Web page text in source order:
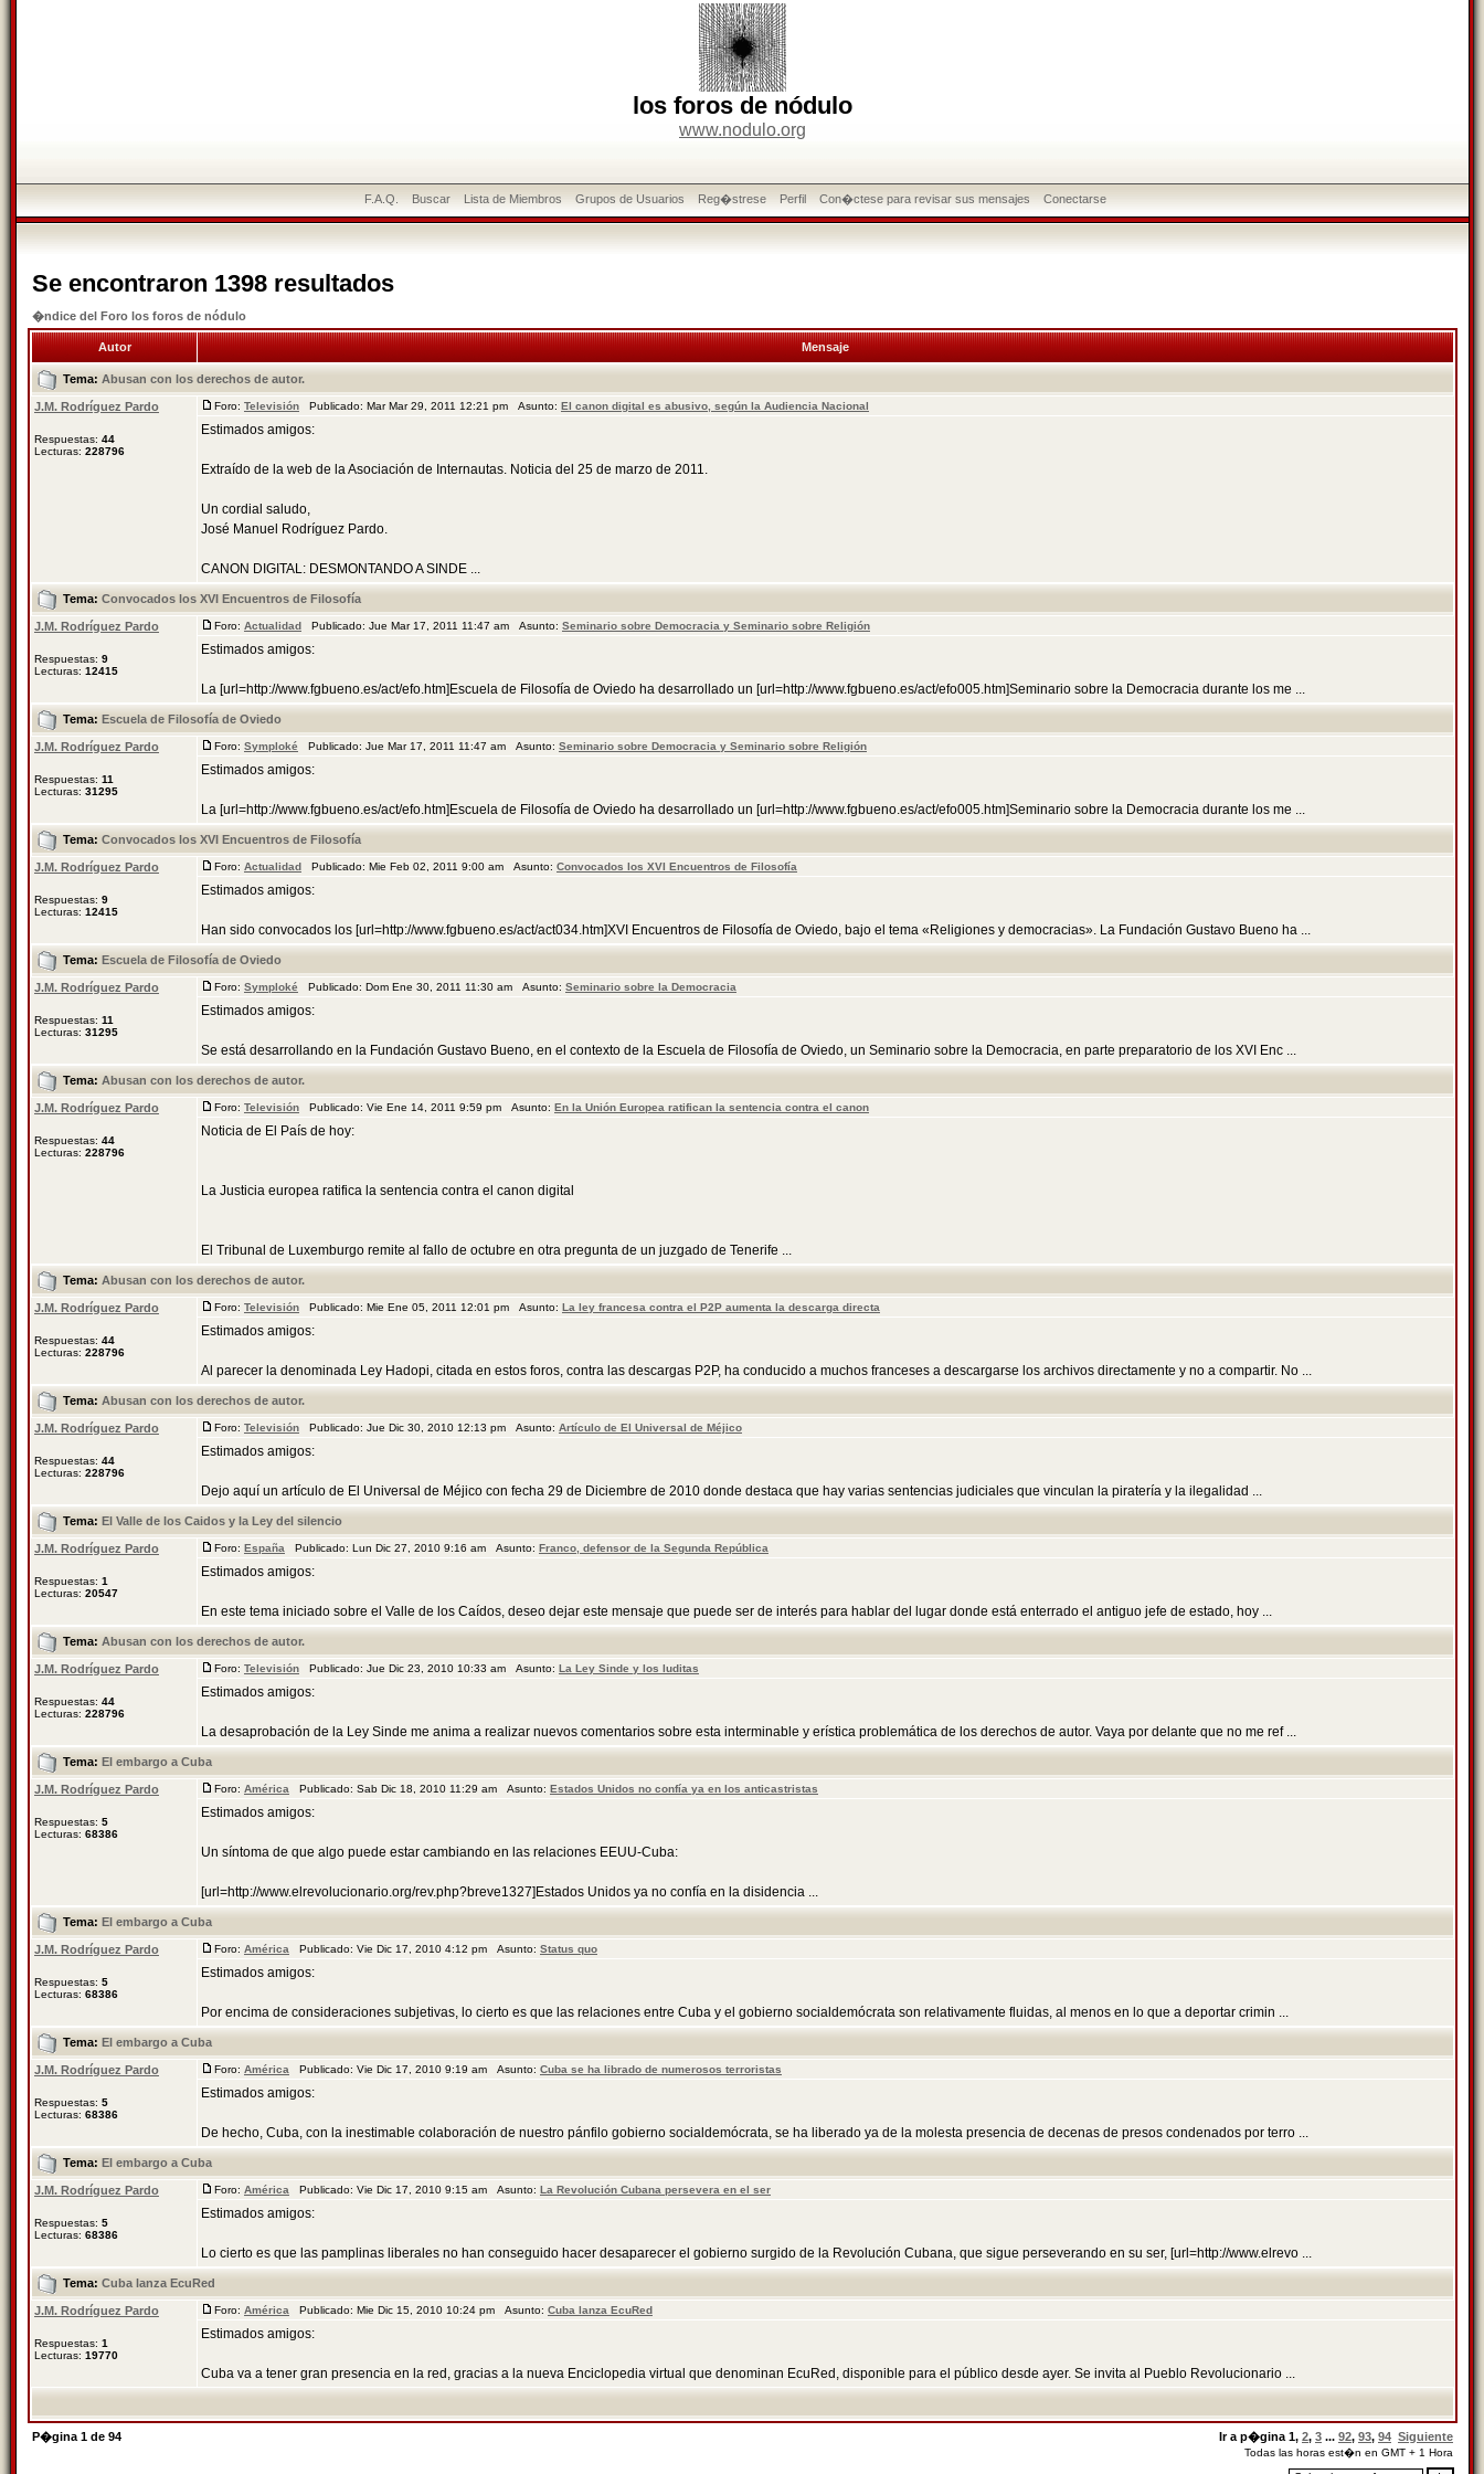
los foros de nódulo
www.nodulo.org
F.A.Q. Buscar Lista de Miembros Grupos de Usuarios Reg�strese Perfil Con�ctese para revisar sus mensajes Conectarse
Se encontraron 1398 resultados
�ndice del Foro los foros de nódulo
Autor Mensaje
Tema: Abusan con los derechos de autor.
J.M. Rodríguez Pardo
Respuestas: 44
Lecturas: 228796
Foro: Televisión Publicado: Mar Mar 29, 2011 12:21 pm Asunto: El canon digital es abusivo, según la Audiencia Nacional
Estimados amigos:
Extraído de la web de la Asociación de Internautas. Noticia del 25 de marzo de 2011.
Un cordial saludo,
José Manuel Rodríguez Pardo.
CANON DIGITAL: DESMONTANDO A SINDE ...
Tema: Convocados los XVI Encuentros de Filosofía
J.M. Rodríguez Pardo
Respuestas: 9
Lecturas: 12415
Foro: Actualidad Publicado: Jue Mar 17, 2011 11:47 am Asunto: Seminario sobre Democracia y Seminario sobre Religión
Estimados amigos:
La [url=http://www.fgbueno.es/act/efo.htm]Escuela de Filosofía de Oviedo ha desarrollado un [url=http://www.fgbueno.es/act/efo005.htm]Seminario sobre la Democracia durante los me ...
Tema: Escuela de Filosofía de Oviedo
J.M. Rodríguez Pardo
Respuestas: 11
Lecturas: 31295
Foro: Symploké Publicado: Jue Mar 17, 2011 11:47 am Asunto: Seminario sobre Democracia y Seminario sobre Religión
Estimados amigos:
La [url=http://www.fgbueno.es/act/efo.htm]Escuela de Filosofía de Oviedo ha desarrollado un [url=http://www.fgbueno.es/act/efo005.htm]Seminario sobre la Democracia durante los me ...
Tema: Convocados los XVI Encuentros de Filosofía
J.M. Rodríguez Pardo
Respuestas: 9
Lecturas: 12415
Foro: Actualidad Publicado: Mie Feb 02, 2011 9:00 am Asunto: Convocados los XVI Encuentros de Filosofía
Estimados amigos:
Han sido convocados los [url=http://www.fgbueno.es/act/act034.htm]XVI Encuentros de Filosofía de Oviedo, bajo el tema «Religiones y democracias». La Fundación Gustavo Bueno ha ...
Tema: Escuela de Filosofía de Oviedo
J.M. Rodríguez Pardo
Respuestas: 11
Lecturas: 31295
Foro: Symploké Publicado: Dom Ene 30, 2011 11:30 am Asunto: Seminario sobre la Democracia
Estimados amigos:
Se está desarrollando en la Fundación Gustavo Bueno, en el contexto de la Escuela de Filosofía de Oviedo, un Seminario sobre la Democracia, en parte preparatorio de los XVI Enc ...
Tema: Abusan con los derechos de autor.
J.M. Rodríguez Pardo
Respuestas: 44
Lecturas: 228796
Foro: Televisión Publicado: Vie Ene 14, 2011 9:59 pm Asunto: En la Unión Europea ratifican la sentencia contra el canon
Noticia de El País de hoy:
La Justicia europea ratifica la sentencia contra el canon digital
El Tribunal de Luxemburgo remite al fallo de octubre en otra pregunta de un juzgado de Tenerife ...
Tema: Abusan con los derechos de autor.
J.M. Rodríguez Pardo
Respuestas: 44
Lecturas: 228796
Foro: Televisión Publicado: Mie Ene 05, 2011 12:01 pm Asunto: La ley francesa contra el P2P aumenta la descarga directa
Estimados amigos:
Al parecer la denominada Ley Hadopi, citada en estos foros, contra las descargas P2P, ha conducido a muchos franceses a descargarse los archivos directamente y no a compartir. No ...
Tema: Abusan con los derechos de autor.
J.M. Rodríguez Pardo
Respuestas: 44
Lecturas: 228796
Foro: Televisión Publicado: Jue Dic 30, 2010 12:13 pm Asunto: Artículo de El Universal de Méjico
Estimados amigos:
Dejo aquí un artículo de El Universal de Méjico con fecha 29 de Diciembre de 2010 donde destaca que hay varias sentencias judiciales que vinculan la piratería y la ilegalidad ...
Tema: El Valle de los Caidos y la Ley del silencio
J.M. Rodríguez Pardo
Respuestas: 1
Lecturas: 20547
Foro: España Publicado: Lun Dic 27, 2010 9:16 am Asunto: Franco, defensor de la Segunda República
Estimados amigos:
En este tema iniciado sobre el Valle de los Caídos, deseo dejar este mensaje que puede ser de interés para hablar del lugar donde está enterrado el antiguo jefe de estado, hoy ...
Tema: Abusan con los derechos de autor.
J.M. Rodríguez Pardo
Respuestas: 44
Lecturas: 228796
Foro: Televisión Publicado: Jue Dic 23, 2010 10:33 am Asunto: La Ley Sinde y los luditas
Estimados amigos:
La desaprobación de la Ley Sinde me anima a realizar nuevos comentarios sobre esta interminable y erística problemática de los derechos de autor. Vaya por delante que no me ref ...
Tema: El embargo a Cuba
J.M. Rodríguez Pardo
Respuestas: 5
Lecturas: 68386
Foro: América Publicado: Sab Dic 18, 2010 11:29 am Asunto: Estados Unidos no confía ya en los anticastristas
Estimados amigos:
Un síntoma de que algo puede estar cambiando en las relaciones EEUU-Cuba:
[url=http://www.elrevolucionario.org/rev.php?breve1327]Estados Unidos ya no confía en la disidencia ...
Tema: El embargo a Cuba
J.M. Rodríguez Pardo
Respuestas: 5
Lecturas: 68386
Foro: América Publicado: Vie Dic 17, 2010 4:12 pm Asunto: Status quo
Estimados amigos:
Por encima de consideraciones subjetivas, lo cierto es que las relaciones entre Cuba y el gobierno socialdemócrata son relativamente fluidas, al menos en lo que a deportar crimin ...
Tema: El embargo a Cuba
J.M. Rodríguez Pardo
Respuestas: 5
Lecturas: 68386
Foro: América Publicado: Vie Dic 17, 2010 9:19 am Asunto: Cuba se ha librado de numerosos terroristas
Estimados amigos:
De hecho, Cuba, con la inestimable colaboración de nuestro pánfilo gobierno socialdemócrata, se ha liberado ya de la molesta presencia de decenas de presos condenados por terro ...
Tema: El embargo a Cuba
J.M. Rodríguez Pardo
Respuestas: 5
Lecturas: 68386
Foro: América Publicado: Vie Dic 17, 2010 9:15 am Asunto: La Revolución Cubana persevera en el ser
Estimados amigos:
Lo cierto es que las pamplinas liberales no han conseguido hacer desaparecer el gobierno surgido de la Revolución Cubana, que sigue perseverando en su ser, [url=http://www.elrevo ...
Tema: Cuba lanza EcuRed
J.M. Rodríguez Pardo
Respuestas: 1
Lecturas: 19770
Foro: América Publicado: Mie Dic 15, 2010 10:24 pm Asunto: Cuba lanza EcuRed
Estimados amigos:
Cuba va a tener gran presencia en la red, gracias a la nueva Enciclopedia virtual que denominan EcuRed, disponible para el público desde ayer. Se invita al Pueblo Revolucionario ...
P�gina 1 de 94 Ir a p�gina 1, 2, 3 ... 92, 93, 94 Siguiente
Todas las horas est�n en GMT + 1 Hora